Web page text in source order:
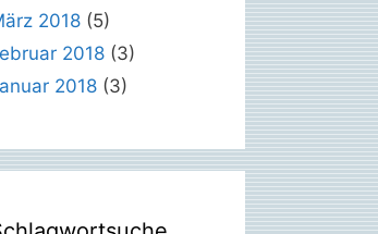
2018 (5)
2018 (3)
2018 (3)